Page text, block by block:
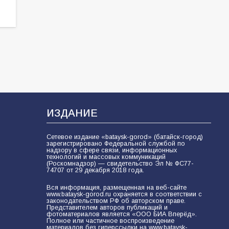
ИЗДАНИЕ
Сетевое издание «bataysk-gorod» (батайск-город)
зарегистрировано Федеральной службой по
надзору в сфере связи, информационных
технологий и массовых коммуникаций
(Роскомнадзор) — свидетельство Эл № ФС77-
74707 от 29 декабря 2018 года.
Вся информация, размещенная на веб-сайте
www.bataysk-gorod.ru охраняется в соответствии с
законодательством РФ об авторском праве.
Представителем авторов публикаций и
фотоматериалов является «ООО БИА Вперёд».
Полное или частичное воспроизведение
материалов без гиперссылки на www.bataysk-